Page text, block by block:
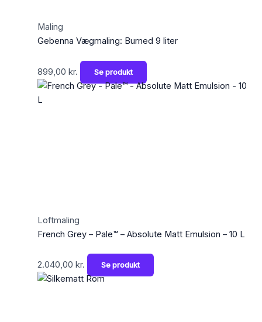
Maling
Gebenna Vægmaling: Burned 9 liter
899,00 kr. Se produkt
Loftmaling
French Grey – Pale™ – Absolute Matt Emulsion – 10 L
2.040,00 kr. Se produkt